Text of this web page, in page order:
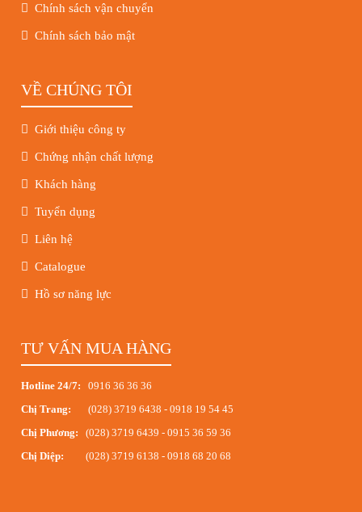
Chính sách vận chuyển
Chính sách bảo mật
VỀ CHÚNG TÔI
Giới thiệu công ty
Chứng nhận chất lượng
Khách hàng
Tuyển dụng
Liên hệ
Catalogue
Hồ sơ năng lực
TƯ VẤN MUA HÀNG
Hotline 24/7:
0916 36 36 36
Chị Trang:
(028) 3719 6438 - 0918 19 54 45
Chị Phương:
(028) 3719 6439 - 0915 36 59 36
Chị Diệp:
(028) 3719 6138 - 0918 68 20 68